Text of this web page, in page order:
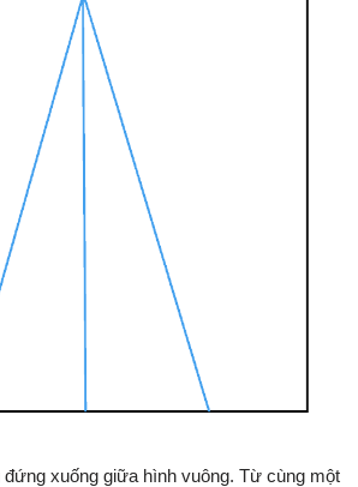
xuống giữa hình vuông. Từ cùng một